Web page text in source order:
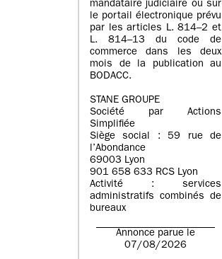
mandataire judiciaire ou sur
le portail électronique prévu
par les articles L. 814–2 et
L. 814–13 du code de
commerce dans les deux
mois de la publication au
BODACC.
STANE GROUPE
Société par Actions
Simplifiée
Siège social : 59 rue de
l’Abondance
69003 Lyon
901 658 633 RCS Lyon
Activité : services
administratifs combinés de
bureaux
Annonce parue le
07/08/2026